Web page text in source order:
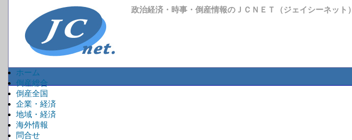
政治経済・時事・倒産情報のＪＣＮＥＴ（ジェイシーネット）
ホーム
倒産総合
倒産全国
企業・経済
地域・経済
海外情報
問合せ